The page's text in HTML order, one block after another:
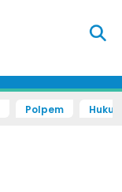
Polpem